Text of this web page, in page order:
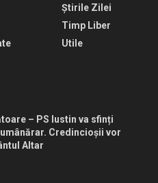
Știrile Zilei
Timp Liber
Utile
– PS Iustin va sfinți
Credincioșii vor
Altar